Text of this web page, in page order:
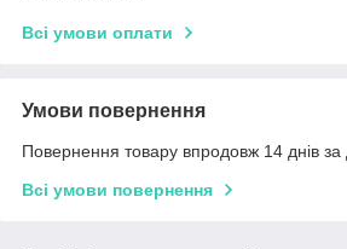
Всі умови оплати
Умови повернення
Повернення товару впродовж 14 днів за
Всі умови повернення